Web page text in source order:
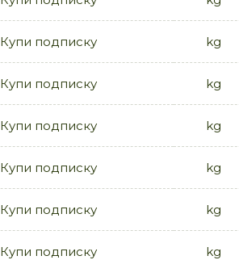
Купи подписку kg
Купи подписку kg
Купи подписку kg
Купи подписку kg
Купи подписку kg
Купи подписку kg